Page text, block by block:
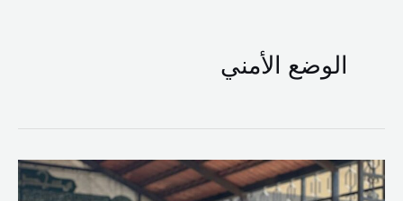
الوضع الأمني
بالصور-
النّائب